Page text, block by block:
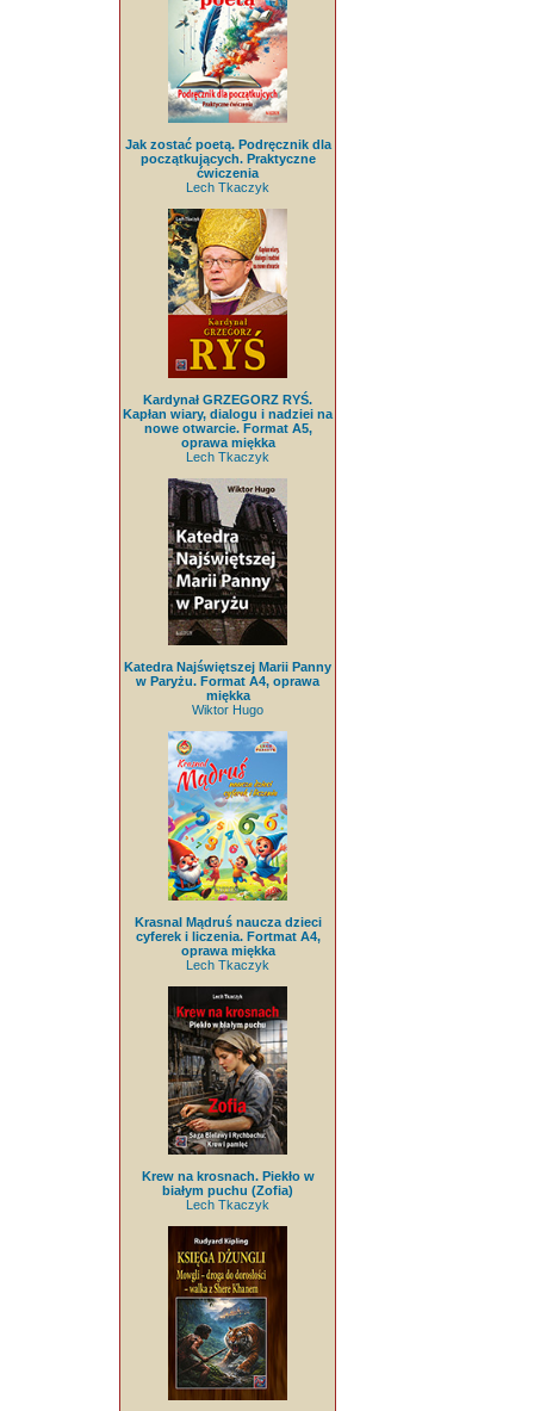
Jak zostać poetą. Podręcznik dla
początkujących. Praktyczne
ćwiczenia
Lech Tkaczyk
Kardynał GRZEGORZ RYŚ.
Kapłan wiary, dialogu i nadziei na
nowe otwarcie. Format A5,
oprawa miękka
Lech Tkaczyk
Katedra Najświętszej Marii Panny
w Paryżu. Format A4, oprawa
miękka
Wiktor Hugo
Krasnal Mądruś naucza dzieci
cyferek i liczenia. Fortmat A4,
oprawa miękka
Lech Tkaczyk
Krew na krosnach. Piekło w
białym puchu (Zofia)
Lech Tkaczyk